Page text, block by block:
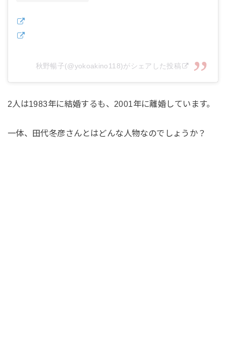
秋野暢子(@yokoakino118)がシェアした投稿
2人は1983年に結婚するも、2001年に離婚しています。
一体、田代冬彦さんとはどんな人物なのでしょうか？